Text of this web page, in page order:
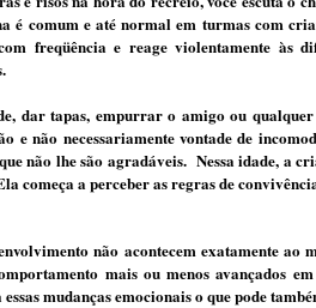
é comum e até normal em turmas com
freqüência e reage violen­tamente às
dar tapas, empurrar o amigo ou
e não necessariamente vontade de
não lhe são agradáveis. Nessa idade, a
começa a perceber as regras de
não acontecem exatamente
mais ou menos avançados
mudanças emocionais o que pode